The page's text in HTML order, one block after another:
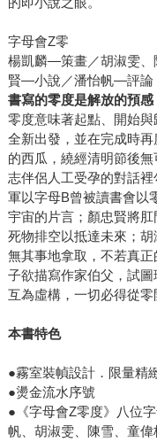
字母會Z零
楊凱麟—策畫／胡淑雯、
賢—小說／潘怡帆—評論
書寫的零度是解放的預感
零度意味著起點、開始
全新出發，並在完成時
的西瓜，繞經清明節後
志伴侶人工受孕的對話
軍以字母B曾被讀書會以
宇宙的片言；顏忠賢將
死物排空以抵達未來；
無其事地拿取，不若真
子欲描寫作家伯父，試
互為虛構，一切必得從零
本書特色
●霧室裝幀設計．限量精
●燙金流水序號
●《字母會Z零度》八位
帆、胡淑雯、陳雪、童